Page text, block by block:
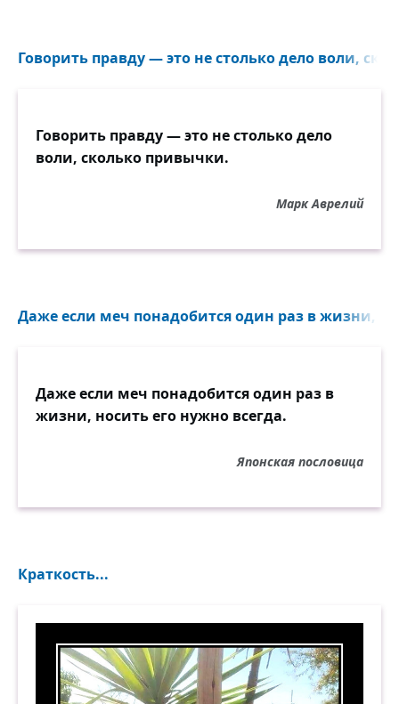
Говорить правду — это не столько дело воли,
Говорить правду — это не столько дело
воли, сколько привычки.
Марк Аврелий
Даже если меч понадобится один раз в жизни,
Даже если меч понадобится один раз в
жизни, носить его нужно всегда.
Японская пословица
Краткость...